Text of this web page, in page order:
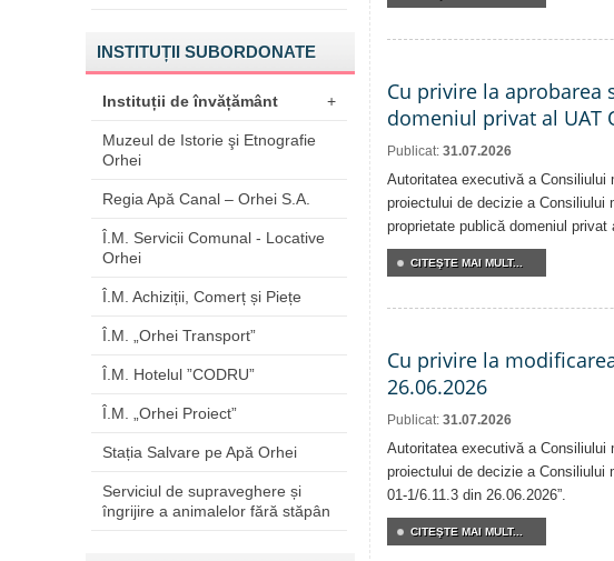
INSTITUȚII SUBORDONATE
Instituții de învățământ +
Muzeul de Istorie şi Etnografie
Orhei
Regia Apă Canal – Orhei S.A.
Î.M. Servicii Comunal - Locative
Orhei
Î.M. Achiziții, Comerț și Piețe
Î.M. „Orhei Transport”
Î.M. Hotelul ”CODRU”
Î.M. „Orhei Proiect”
Stația Salvare pe Apă Orhei
Serviciul de supraveghere și
îngrijire a animalelor fără stăpân
Cu privire la
domeniul privat al UAT
Publicat: 31.07.2026
Autoritatea executivă a Consiliului
proiectului de decizie a Consiliului
proprietate publică domeniul privat
CITEŞTE MAI MULT...
Cu privire la
26.06.2026
Publicat: 31.07.2026
Autoritatea executivă a Consiliului
proiectului de decizie a Consiliului
01-1/6.11.3 din 26.06.2026”.
CITEŞTE MAI MULT...